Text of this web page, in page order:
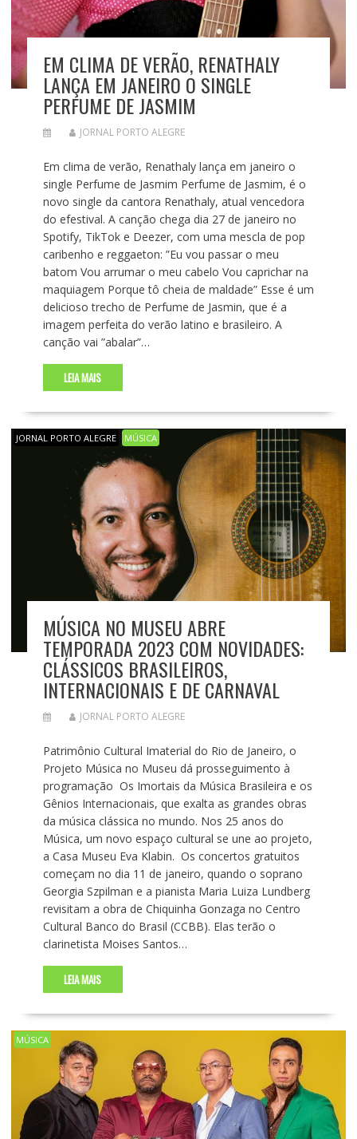
EM CLIMA DE VERÃO, RENATHALY
LANÇA EM JANEIRO O SINGLE
PERFUME DE JASMIM
JORNAL PORTO ALEGRE
Em clima de verão, Renathaly lança em janeiro o
single Perfume de Jasmim Perfume de Jasmim, é o
novo single da cantora Renathaly, atual vencedora
do efestival. A canção chega dia 27 de janeiro no
Spotify, TikTok e Deezer, com uma mescla de pop
caribenho e reggaeton: ”Eu vou passar o meu
batom Vou arrumar o meu cabelo Vou caprichar na
maquiagem Porque tô cheia de maldade” Esse é um
delicioso trecho de Perfume de Jasmin, que é a
imagem perfeita do verão latino e brasileiro. A
canção vai ”abalar”…
LEIA MAIS
JORNAL PORTO ALEGRE MÚSICA
MÚSICA NO MUSEU ABRE
TEMPORADA 2023 COM NOVIDADES:
CLÁSSICOS BRASILEIROS,
INTERNACIONAIS E DE CARNAVAL
JORNAL PORTO ALEGRE
Patrimônio Cultural Imaterial do Rio de Janeiro, o
Projeto Música no Museu dá prosseguimento à
programação Os Imortais da Música Brasileira e os
Gênios Internacionais, que exalta as grandes obras
da música clássica no mundo. Nos 25 anos do
Música, um novo espaço cultural se une ao projeto,
a Casa Museu Eva Klabin. Os concertos gratuitos
começam no dia 11 de janeiro, quando o soprano
Georgia Szpilman e a pianista Maria Luiza Lundberg
revisitam a obra de Chiquinha Gonzaga no Centro
Cultural Banco do Brasil (CCBB). Elas terão o
clarinetista Moises Santos…
LEIA MAIS
MÚSICA